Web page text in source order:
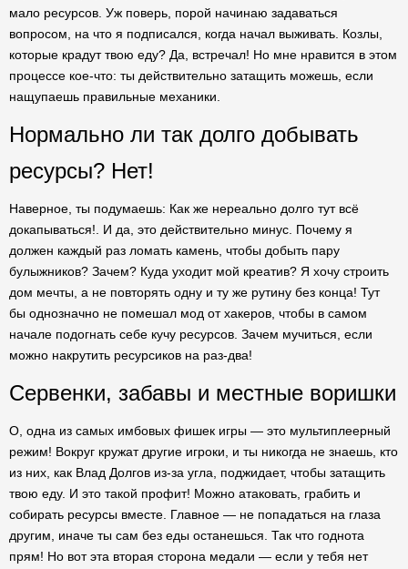
мало ресурсов. Уж поверь, порой начинаю задаваться
вопросом, на что я подписался, когда начал выживать. Козлы,
которые крадут твою еду? Да, встречал! Но мне нравится в этом
процессе кое-что: ты действительно затащить можешь, если
нащупаешь правильные механики.
Нормально ли так долго добывать
ресурсы? Нет!
Наверное, ты подумаешь: Как же нереально долго тут всё
докапываться!. И да, это действительно минус. Почему я
должен каждый раз ломать камень, чтобы добыть пару
булыжников? Зачем? Куда уходит мой креатив? Я хочу строить
дом мечты, а не повторять одну и ту же рутину без конца! Тут
бы однозначно не помешал мод от хакеров, чтобы в самом
начале подогнать себе кучу ресурсов. Зачем мучиться, если
можно накрутить ресурсиков на раз-два!
Сервенки, забавы и местные воришки
О, одна из самых имбовых фишек игры — это мультиплеерный
режим! Вокруг кружат другие игроки, и ты никогда не знаешь, кто
из них, как Влад Долгов из-за угла, поджидает, чтобы затащить
твою еду. И это такой профит! Можно атаковать, грабить и
собирать ресурсы вместе. Главное — не попадаться на глаза
другим, иначе ты сам без еды останешься. Так что годнота
прям! Но вот эта вторая сторона медали — если у тебя нет